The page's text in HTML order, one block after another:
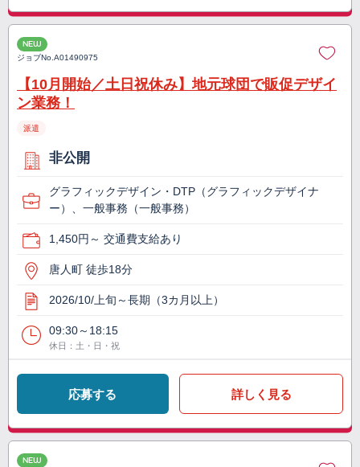
NEW
ジョブNo.A01490975
【10月開始／土日祝休み】地元球団で販促デザイ
ン業務！
派遣
非公開
グラフィックデザイン・DTP（グラフィックデザイナ
ー）、一般事務（一般事務）
1,450円～ 交通費支給あり
唐人町 徒歩18分
2026/10/上旬～長期（3カ月以上）
09:30～18:15
休日：土・日・祝
応募する 詳しく見る
NEW